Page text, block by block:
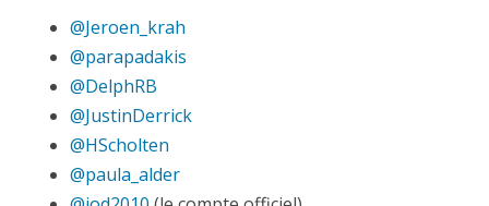
@Jeroen_krah
@parapadakis
@DelphRB
@JustinDerrick
@HScholten
@paula_alder